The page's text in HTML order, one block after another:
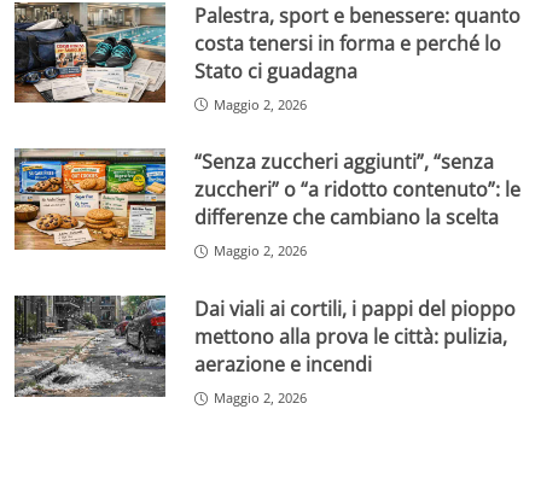
Palestra, sport e benessere: quanto
costa tenersi in forma e perché lo
Stato ci guadagna
Maggio 2, 2026
“Senza zuccheri aggiunti”, “senza
zuccheri” o “a ridotto contenuto”: le
differenze che cambiano la scelta
Maggio 2, 2026
Dai viali ai cortili, i pappi del pioppo
mettono alla prova le città: pulizia,
aerazione e incendi
Maggio 2, 2026